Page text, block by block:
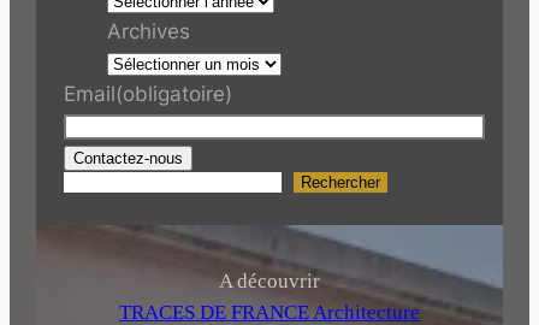
Archives
Email(obligatoire)
Contactez-nous
R
Rechercher
A découvrir
TRACES DE FRANCE Architecture